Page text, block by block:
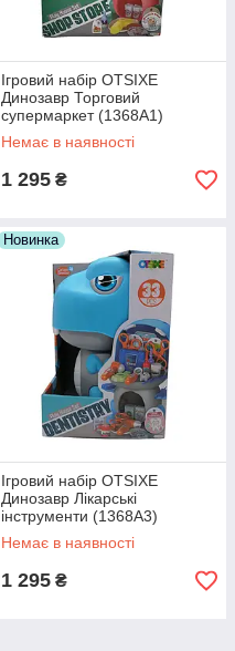
Ігровий набір OTSIXE
Динозавр Торговий
супермаркет (1368A1)
Немає в наявності
1 295 ₴
Новинка
Ігровий набір OTSIXE
Динозавр Лікарські
інструменти (1368A3)
Немає в наявності
1 295 ₴